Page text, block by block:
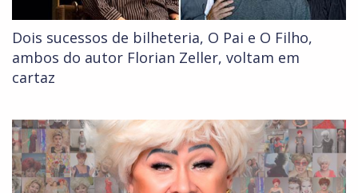
Dois sucessos de bilheteria, O Pai e O Filho,
ambos do autor Florian Zeller, voltam em
cartaz